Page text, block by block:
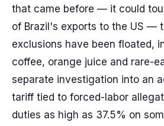
that came before — it could
of Brazil's exports to the US —
exclusions have been floated,
coffee, orange juice and rare-
separate investigation into an
tariff tied to forced-labor
duties as high as 37.5% on